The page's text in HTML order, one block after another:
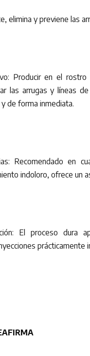
elimina y previene las
Producir en el
las arrugas y líneas
de forma inmediata.
Recomendado en
indoloro, ofrece un
El proceso dura
prácticamente